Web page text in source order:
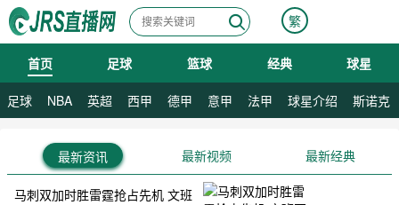
繁
首页 足球 篮球 经典 球星
足球 NBA 英超 西甲 德甲 意甲 法甲 球星介绍 斯诺克
最新资讯 最新视频 最新经典
马刺双加时胜雷霆抢占先机 文班
08月08日 星期六
08月09日 星期日